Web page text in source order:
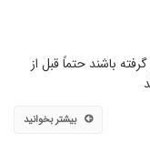
باشند حتماً قبل از
بیشتر بخوانید